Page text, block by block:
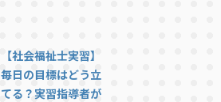
【社会福祉士実習】
毎日の目標はどう立
てる？実習指導者が